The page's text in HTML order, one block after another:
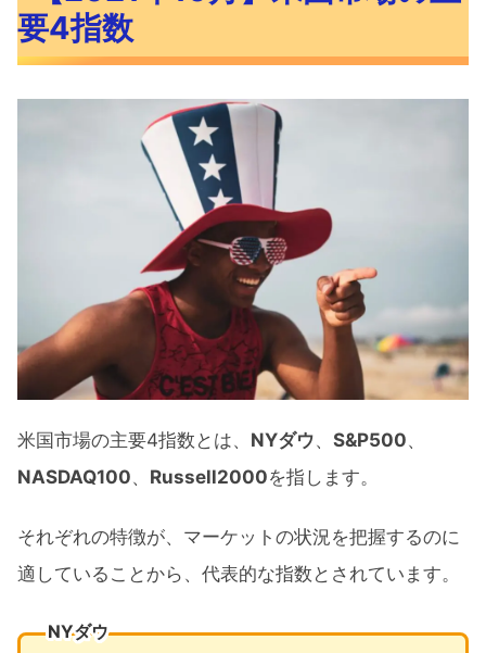
要4指数
米国市場の主要4指数とは、 NYダウ、 S&P500、
NASDAQ100、 Russell2000を指します。
それぞれの特徴が、マーケットの状況を把握するのに
適していることから、代表的な指数とされています。
NYダウ